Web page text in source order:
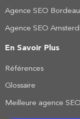
Agence SEO
Agence SEO
En Savoir Plus
Références
Glossaire
Meilleure agence SEO